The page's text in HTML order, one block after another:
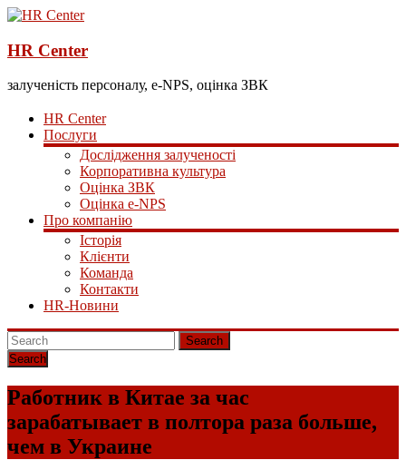
HR Center
залученість персоналу, e-NPS, оцінка ЗВК
HR Center
Послуги
Дослідження залученості
Корпоративна культура
Оцінка ЗВК
Оцінка e-NPS
Про компанію
Історія
Клієнти
Команда
Контакти
HR-Новини
Search
Работник в Китае за час
зарабатывает в полтора раза больше,
чем в Украине